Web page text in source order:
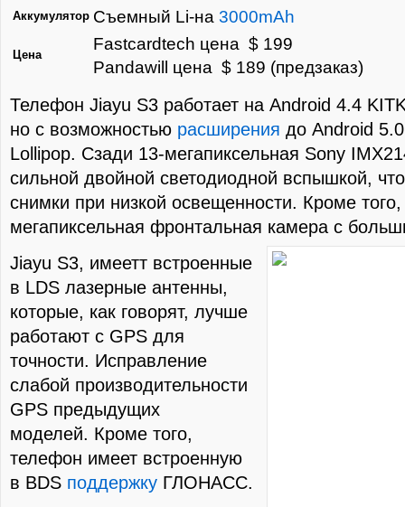
Аккумулятор Съемный Li-на 3000mAh
Цена
Fastcardtech цена $ 199
Pandawill цена $ 189 (предзаказ)
Телефон Jiayu S3 работает на Android 4.4
но с возможностью расширения до Android 5.0
Lollipop. Сзади 13-мегапиксельная Sony
сильной двойной светодиодной вспышкой,
снимки при низкой освещенности. Кроме
мегапиксельная фронтальная камера с
Jiayu S3, имеетт встроенные
в LDS лазерные антенны,
которые, как говорят, лучше
работают с GPS для
точности. Исправление
слабой производительности
GPS предыдущих
моделей. Кроме того,
телефон имеет встроенную
в BDS поддержку ГЛОНАСС.